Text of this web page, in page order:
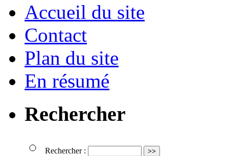
Accueil du site
Contact
Plan du site
En résumé
Rechercher
Rechercher :